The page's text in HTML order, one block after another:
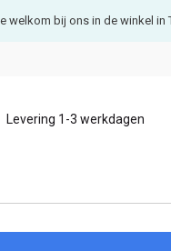
welkom bij ons in de winkel in
Levering 1-3 werkdagen